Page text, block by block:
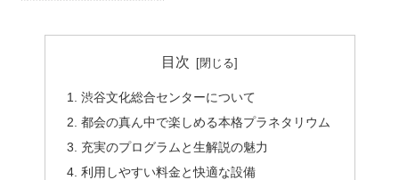
目次
渋谷文化総合センターについて
都会の真ん中で楽しめる本格プラネタリウム
充実のプログラムと生解説の魅力
利用しやすい料金と快適な設備